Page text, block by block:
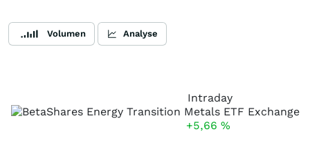
Volumen Analyse
Intraday
+5,66 %